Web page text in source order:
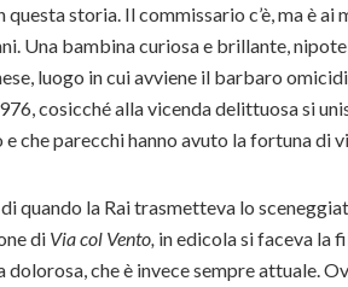
storia. Il commissario c’è, ma è ai
Una bambina curiosa e brillante,
luogo in cui avviene il barbaro
cosicché alla vicenda delittuosa si
che parecchi hanno avuto la fortuna di
quando la Rai trasmetteva lo
di Via col Vento, in edicola si faceva la
dolorosa, che è invece sempre attuale.